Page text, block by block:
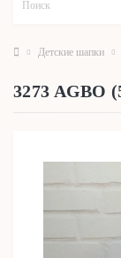
Детские шапки
3273 AGBO